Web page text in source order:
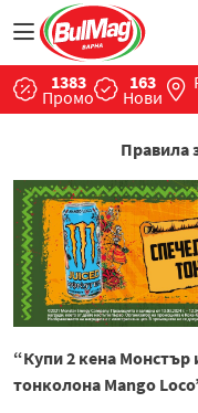
1383
Промо
163
Нови
Правила
“Купи2 кенa Монстър
тонколона Mango Loco